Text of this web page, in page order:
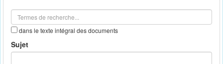
dans le texte intégral des documents
Sujet